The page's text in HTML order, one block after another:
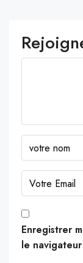
Enregistrer
le